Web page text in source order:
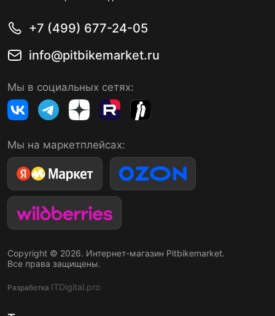
+7 (499) 677-24-05
info@pitbikemarket.ru
Мы в социальных сетях:
Мы на маркетплейсах:
Copyright © 2026. Интернет-магазин Pitbikemarket.
Все права защищены.
Разработка ITDigital.pro